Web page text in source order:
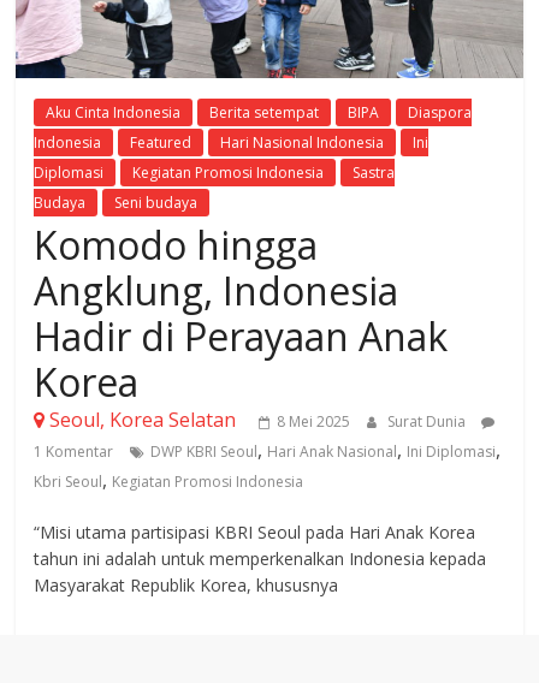
Aku Cinta Indonesia Berita setempat BIPA
Diaspora
Indonesia
Featured Hari Nasional Indonesia
Ini
Diplomasi
Kegiatan Promosi Indonesia
Sastra
Budaya
Seni budaya
Komodo hingga
Angklung, Indonesia
Hadir di Perayaan Anak
Korea
Seoul, Korea Selatan 8 Mei 2025
Surat Dunia
1 Komentar
DWP KBRI Seoul, Hari Anak Nasional, Ini Diplomasi,
Kbri Seoul, Kegiatan Promosi Indonesia
“Misi utama partisipasi KBRI Seoul pada Hari Anak Korea
tahun ini adalah untuk memperkenalkan Indonesia kepada
Masyarakat Republik Korea, khususnya